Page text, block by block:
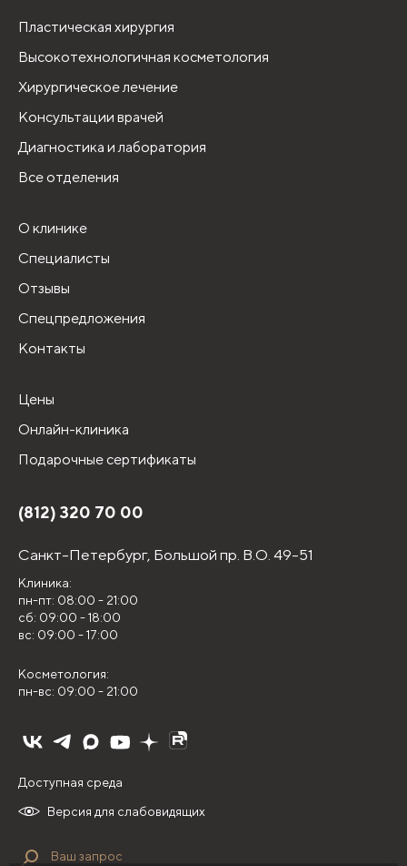
Пластическая хирургия
Высокотехнологичная косметология
Хирургическое лечение
Консультации врачей
Диагностика и лаборатория
Все отделения
О клинике
Специалисты
Отзывы
Спецпредложения
Контакты
Цены
Онлайн-клиника
Подарочные сертификаты
(812) 320 70 00
Санкт-Петербург, Большой пр. В.О. 49-51
Клиника:
пн-пт: 08:00 - 21:00
сб: 09:00 - 18:00
вс: 09:00 - 17:00
Косметология:
пн-вс: 09:00 - 21:00
Версия для слабовидящих
Доступная среда